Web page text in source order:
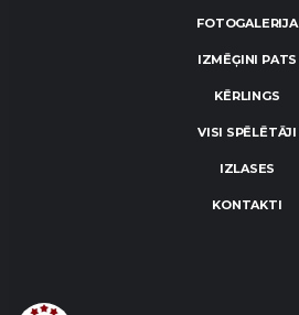
FOTOGALERIJA
IZMĒĢINI PATS
KĒRLINGS
VISI SPĒLĒTĀJI
IZLASES
KONTAKTI